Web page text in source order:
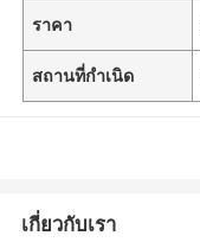
ราคา
สถานที่กำเนิด
เกี่ยวกับเรา